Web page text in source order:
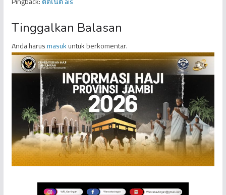
Tinggalkan Balasan
Anda harusmasukuntuk berkomentar.